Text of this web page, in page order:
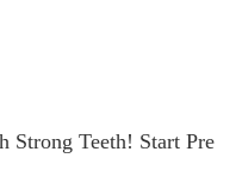
Strong Teeth! Start Pre